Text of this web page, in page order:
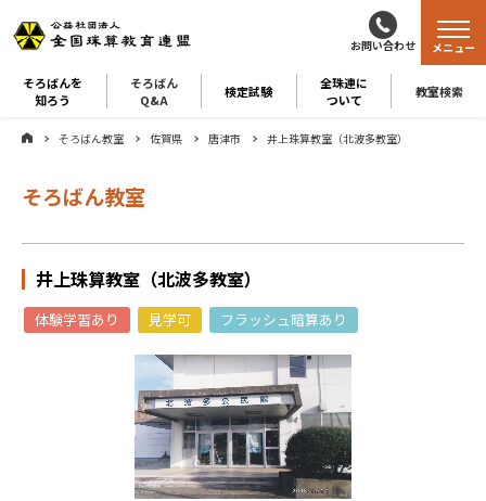
お問い合わせ
そろばんを
知ろう
そろばん
Q&A
検定試験
全珠連に
ついて
教室検索
メニュー
そろばん教室 佐賀県 唐津市 井上珠算教室（北波多教室）
そろばん教室
井上珠算教室（北波多教室）
体験学習あり 見学可 フラッシュ暗算あり